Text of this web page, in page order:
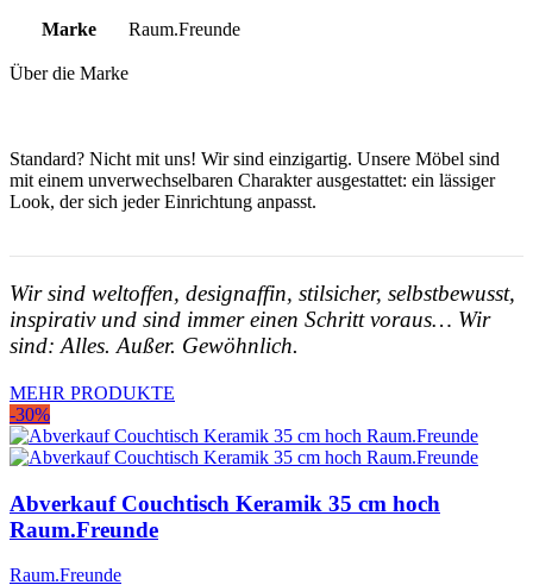
Marke Raum.Freunde
Über die Marke
Standard? Nicht mit uns! Wir sind einzigartig. Unsere Möbel sind
mit einem unverwechselbaren Charakter ausgestattet: ein lässiger
Look, der sich jeder Einrichtung anpasst.
Wir sind weltoffen, designaffin, stilsicher, selbstbewusst,
inspirativ und sind immer einen Schritt voraus… Wir
sind: Alles. Außer. Gewöhnlich.
MEHR PRODUKTE
-30%
Abverkauf Couchtisch Keramik 35 cm hoch
Raum.Freunde
Raum.Freunde